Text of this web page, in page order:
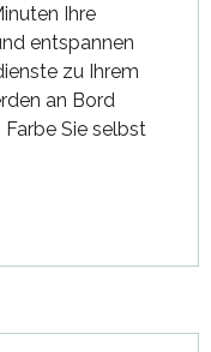
Ihre
entspannen
zu Ihrem
an Bord
Farbe Sie selbst